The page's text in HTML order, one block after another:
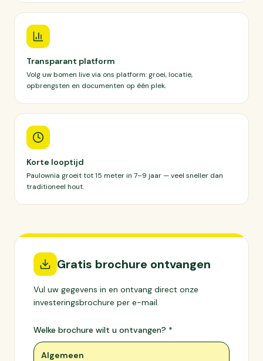
Transparant platform
Volg uw bomen live via ons platform: groei, locatie,
opbrengsten en documenten op één plek.
Korte looptijd
Paulownia groeit tot 15 meter in 7–9 jaar — veel sneller dan
traditioneel hout.
Gratis brochure ontvangen
Vul uw gegevens in en ontvang direct onze
investeringsbrochure per e-mail.
Welke brochure wilt u ontvangen? *
Algemeen